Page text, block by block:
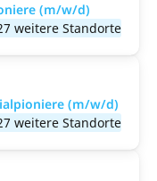
(m/w/d)
weitere Standorte
(m/w/d)
weitere Standorte